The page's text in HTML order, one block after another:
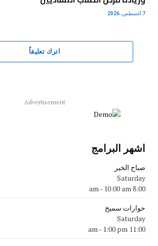
7 أغسطس، 2026
اترك تعليقاً
Advertisement
اشهر البرامج
صباح الخير
Saturday
8:00 am
- 10:00 am
حوارات سميح
Saturday
11:00 am
- 1:00 pm